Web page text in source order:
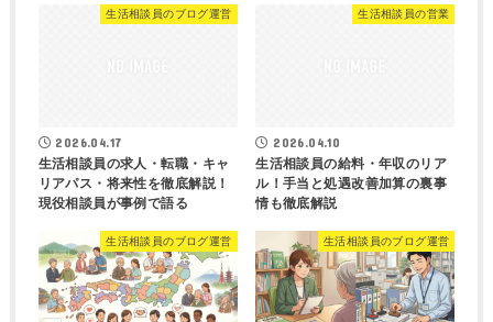
生活相談員のブログ運営
2026.04.17
生活相談員の求人・転職・キャ
リアパス・将来性を徹底解説！
現役相談員が事例で語る
生活相談員の営業
2026.04.10
生活相談員の給料・年収のリア
ル！手当と処遇改善加算の裏事
情も徹底解説
生活相談員のブログ運営 生活相談員のブログ運営